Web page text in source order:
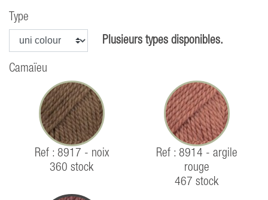
Type
Plusieurs types disponibles.
Camaïeu
Ref : 8917 - noix
360 stock
Ref : 8914 - argile
rouge
467 stock